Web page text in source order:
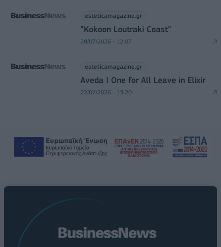
esteticamagazine.gr
“Kokoon Loutraki Coast”
28/07/2026 - 12:07
esteticamagazine.gr
Aveda I One for All Leave in Elixir
22/07/2026 - 13:20